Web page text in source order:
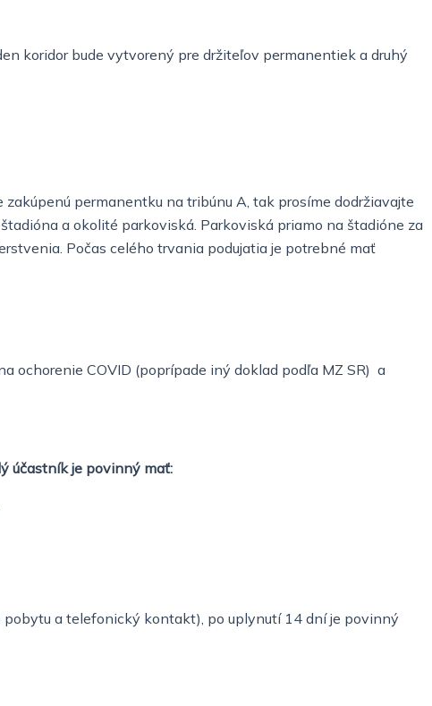
koridor bude vytvorený pre držiteľov permanentiek a druhý
permanentku na tribúnu A, tak prosíme dodržiavajte
a okolité parkoviská. Parkoviská priamo na štadióne za
Počas celého trvania podujatia je potrebné mať
ochorenie COVID (poprípade iný doklad podľa MZ SR) a
účastník je povinný mať:
pobytu a telefonický kontakt), po uplynutí 14 dní je povinný